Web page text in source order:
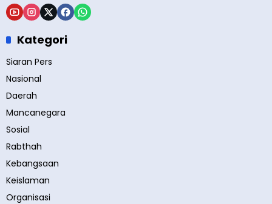
Kategori
Siaran Pers
Nasional
Daerah
Mancanegara
Sosial
Rabthah
Kebangsaan
Keislaman
Organisasi